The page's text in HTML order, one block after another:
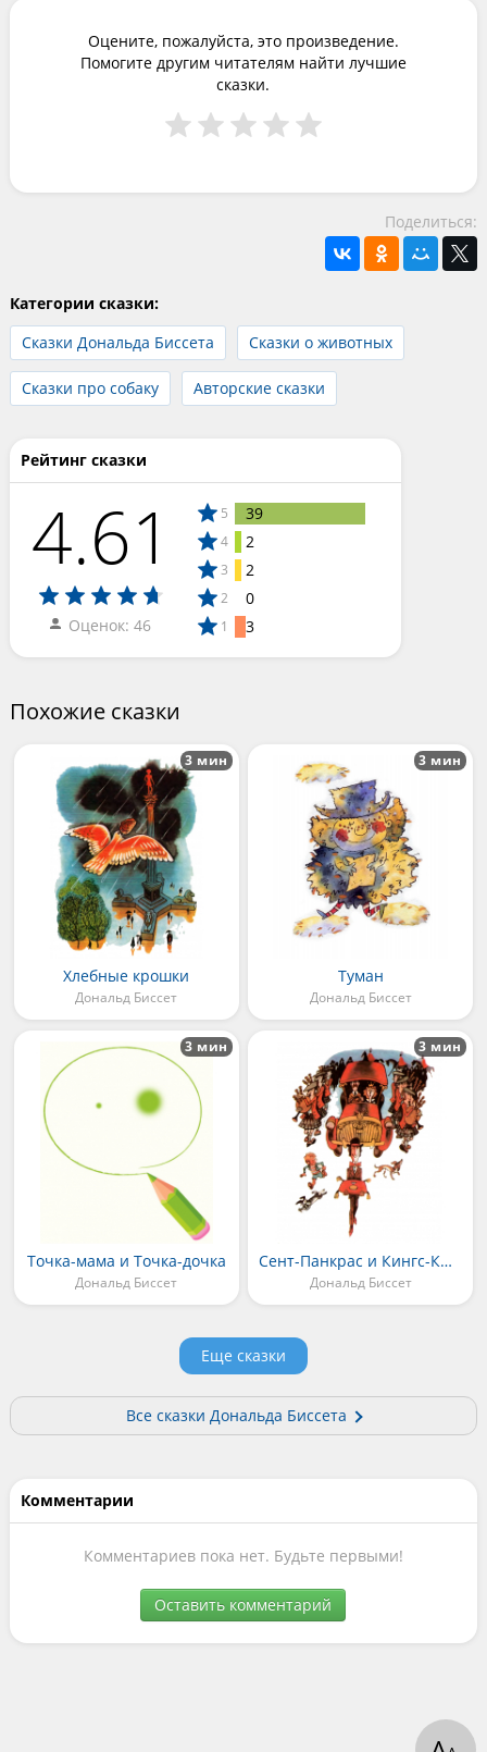
Оцените, пожалуйста, это произведение.
Помогите другим читателям найти лучшие
сказки.
Поделиться:
Категории сказки:
Сказки Дональда Биссета
Сказки о животных
Сказки про собаку Авторские сказки
Рейтинг сказки
4.61
Оценок: 46
5 39
4 2
3 2
2 0
1 3
Похожие сказки
Хлебные крошки
Дональд Биссет
3 мин
Туман
Дональд Биссет
3 мин
Точка-мама и Точка-дочка
Дональд Биссет
3 мин
Сент-Панкрас и Кингс-Кросс
Дональд Биссет
3 мин
Еще сказки
Все сказки Дональда Биссета
Комментарии
Комментариев пока нет. Будьте первыми!
Оставить комментарий